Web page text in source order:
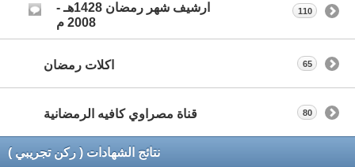
ارشيف شهر رمضان 1428هـ -
2008 م
110
اكلات رمضان 65
قناة مصراوي كافيه الرمضانية 80
نتائج الشهادات ( ركن تجريبي )